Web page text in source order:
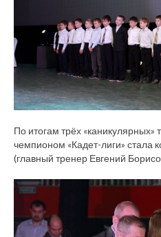
По итогам трёх
чемпионом «Кадет-лиги» стала
(главный тренер Евгений